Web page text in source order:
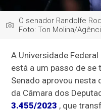
O senador Randolfe
Foto: Ton Molina/
A Universidade
está a um passo de se
Senado aprovou
da Câmara dos
3.455/2023 , que